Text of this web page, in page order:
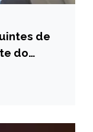
de
do